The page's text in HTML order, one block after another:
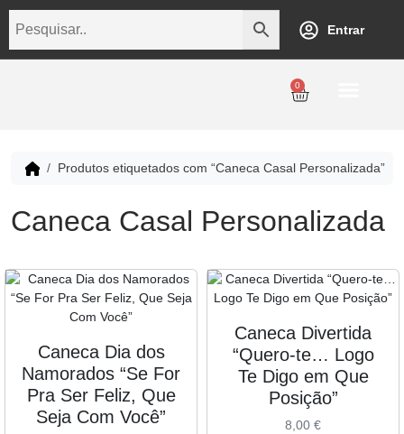
Entrar
0
Produtos etiquetados com “Caneca Casal Personalizada”
Caneca Casal Personalizada
Caneca Dia dos
Namorados “Se For
Pra Ser Feliz, Que
Seja Com Você”
Caneca Divertida
“Quero-te… Logo
Te Digo em Que
Posição”
8,00 €